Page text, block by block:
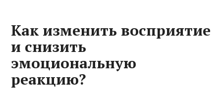
Как изменить восприятие
и снизить
эмоциональную
реакцию?